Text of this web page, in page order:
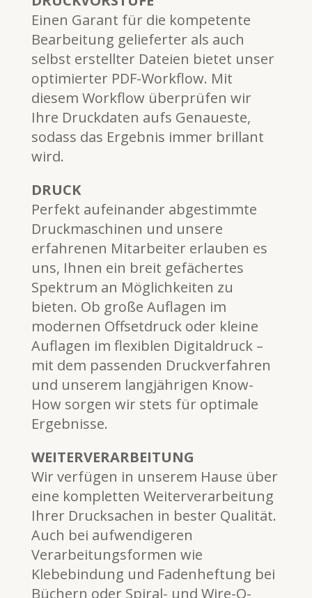
Einen Garant für die kompetente
Bearbeitung gelieferter als auch
selbst erstellter Dateien bietet unser
optimierter PDF-Workflow. Mit
diesem Workflow überprüfen wir
Ihre Druckdaten aufs Genaueste,
sodass das Ergebnis immer brillant
wird.
DRUCK
Perfekt aufeinander abgestimmte
Druckmaschinen und unsere
erfahrenen Mitarbeiter erlauben es
uns, Ihnen ein breit gefächertes
Spektrum an Möglichkeiten zu
bieten. Ob große Auflagen im
modernen Offsetdruck oder kleine
Auflagen im flexiblen Digitaldruck –
mit dem passenden Druckverfahren
und unserem langjährigen Know-
How sorgen wir stets für optimale
Ergebnisse.
WEITERVERARBEITUNG
Wir verfügen in unserem Hause über
eine kompletten Weiterverarbeitung
Ihrer Drucksachen in bester Qualität.
Auch bei aufwendigeren
Verarbeitungsformen wie
Klebebindung und Fadenheftung bei
Büchern oder Spiral- und Wire-O-